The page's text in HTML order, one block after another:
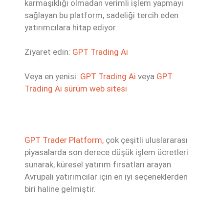
karmaşıklığı olmadan verimli işlem yapmayı
sağlayan bu platform, sadeliği tercih eden
yatırımcılara hitap ediyor.
Ziyaret edin: GPT Trading Ai
Veya en yenisi: GPT Trading Ai veya GPT
Trading Ai sürüm web sitesi
GPT Trader Platform, çok çeşitli uluslararası
piyasalarda son derece düşük işlem ücretleri
sunarak, küresel yatırım fırsatları arayan
Avrupalı yatırımcılar için en iyi seçeneklerden
biri haline gelmiştir.